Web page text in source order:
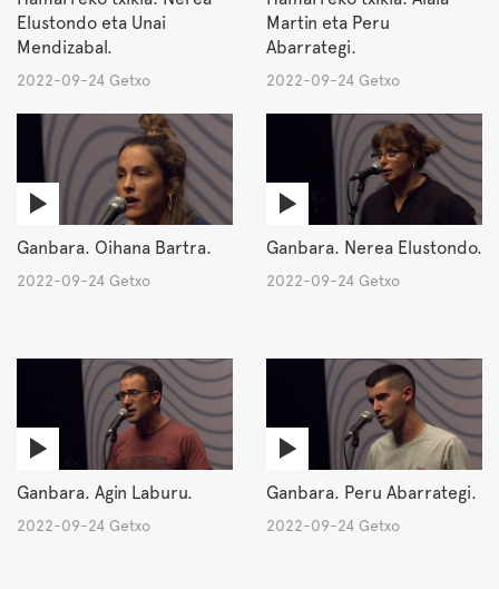
Elustondo eta Unai
Mendizabal.
2022-09-24 Getxo
Martin eta Peru
Abarrategi.
2022-09-24 Getxo
Ganbara. Oihana Bartra.
2022-09-24 Getxo
Ganbara. Nerea Elustondo.
2022-09-24 Getxo
Ganbara. Agin Laburu.
2022-09-24 Getxo
Ganbara. Peru Abarrategi.
2022-09-24 Getxo